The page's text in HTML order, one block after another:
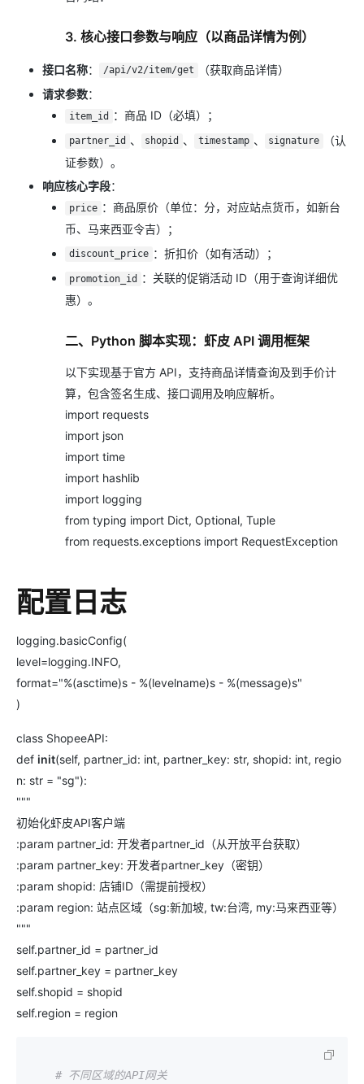
3. 核心接口参数与响应（以商品详情为例）
接口名称： /api/v2/item/get
（获取商品详情）
请求参数：
item_id ：商品 ID（必填）；
partner_id 、 shopid 、 timestamp 、 signature
（认
证参数）。
响应核心字段：
price ：商品原价（单位：分，对应站点货币，如新台
币、马来西亚令吉）；
discount_price ：折扣价（如有活动）；
promotion_id
：关联的促销活动 ID（用于查询详细优
惠）。
二、Python 脚本实现：虾皮 API 调用框架
以下实现基于官方 API，支持商品详情查询及到手价计
算，包含签名生成、接口调用及响应解析。
import requests
import json
import time
import hashlib
import logging
from typing import Dict, Optional, Tuple
from requests.exceptions import RequestException
配置日志
logging.basicConfig(
level=logging.INFO,
format="%(asctime)s - %(levelname)s - %(message)s"
)
class ShopeeAPI:
def init(self, partner_id: int, partner_key: str, shopid: int, regio
n: str = "sg"):
"""
初始化虾皮API客户端
:param partner_id: 开发者partner_id（从开放平台获取）
:param partner_key: 开发者partner_key（密钥）
:param shopid: 店铺ID（需提前授权）
:param region: 站点区域（sg:新加坡, tw:台湾, my:马来西亚等）
"""
self.partner_id = partner_id
self.partner_key = partner_key
self.shopid = shopid
self.region = region
# 不同区域的API网关